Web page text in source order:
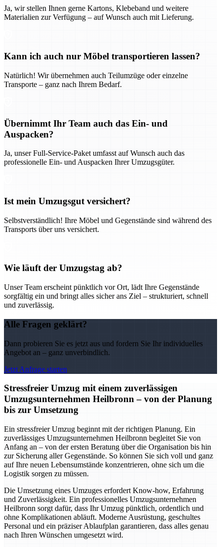
Ja, wir stellen Ihnen gerne Kartons, Klebeband und weitere
Materialien zur Verfügung – auf Wunsch auch mit Lieferung.
Kann ich auch nur Möbel transportieren lassen?
Natürlich! Wir übernehmen auch Teilumzüge oder einzelne
Transporte – ganz nach Ihrem Bedarf.
Übernimmt Ihr Team auch das Ein- und
Auspacken?
Ja, unser Full-Service-Paket umfasst auf Wunsch auch das
professionelle Ein- und Auspacken Ihrer Umzugsgüter.
Ist mein Umzugsgut versichert?
Selbstverständlich! Ihre Möbel und Gegenstände sind während des
Transports über uns versichert.
Wie läuft der Umzugstag ab?
Unser Team erscheint pünktlich vor Ort, lädt Ihre Gegenstände
sorgfältig ein und bringt alles sicher ans Ziel – strukturiert, schnell
und zuverlässig.
Alle Fragen geklärt?
Dann probieren Sie es jetzt aus und fordern Sie Ihr individuelles
Angebot an – ganz unverbindlich.
Jetzt Anfrage starten
Stressfreier Umzug mit einem zuverlässigen
Umzugsunternehmen Heilbronn – von der Planung
bis zur Umsetzung
Ein stressfreier Umzug beginnt mit der richtigen Planung. Ein
zuverlässiges Umzugsunternehmen Heilbronn begleitet Sie von
Anfang an – von der ersten Beratung über die Organisation bis hin
zur Sicherung aller Gegenstände. So können Sie sich voll und ganz
auf Ihre neuen Lebensumstände konzentrieren, ohne sich um die
Logistik sorgen zu müssen.
Die Umsetzung eines Umzuges erfordert Know-how, Erfahrung
und Zuverlässigkeit. Ein professionelles Umzugsunternehmen
Heilbronn sorgt dafür, dass Ihr Umzug pünktlich, ordentlich und
ohne Komplikationen abläuft. Moderne Ausrüstung, geschultes
Personal und ein präziser Ablaufplan garantieren, dass alles genau
nach Ihren Wünschen umgesetzt wird.